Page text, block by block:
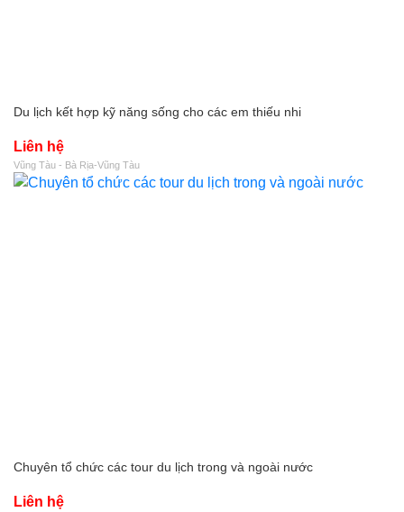
Du lịch kết hợp kỹ năng sống cho các em thiếu nhi
Liên hệ
Vũng Tàu - Bà Rịa-Vũng Tàu
Chuyên tổ chức các tour du lịch trong và ngoài nước
Liên hệ